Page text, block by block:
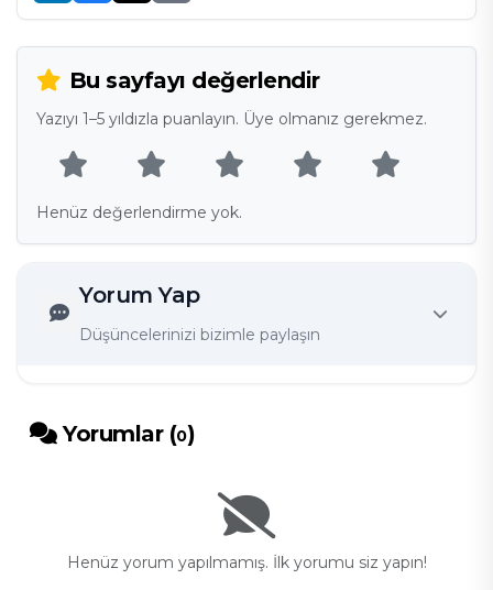
Bu sayfayı değerlendir
Yazıyı 1–5 yıldızla puanlayın. Üye olmanız gerekmez.
Henüz değerlendirme yok.
Yorum Yap
Düşüncelerinizi bizimle paylaşın
Yorumlar (0)
Henüz yorum yapılmamış. İlk yorumu siz yapın!